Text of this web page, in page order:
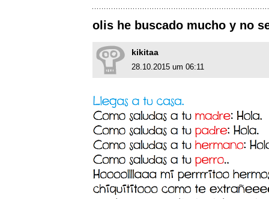
olis he buscado mucho y no
kikitaa
28.10.2015 um 06:11